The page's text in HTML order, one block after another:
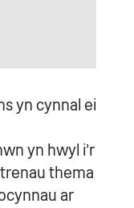
yn cynnal ei
yn hwyl i'r
thema
ar